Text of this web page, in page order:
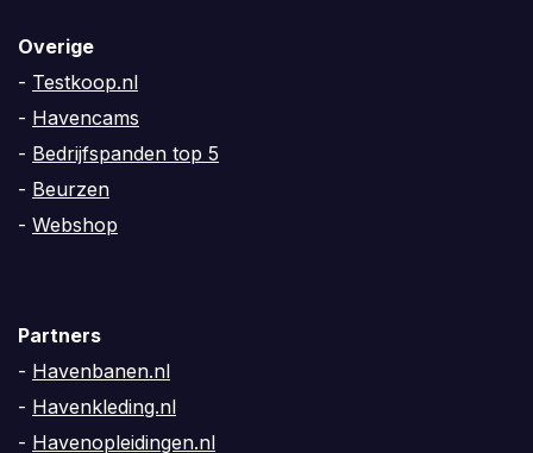
Overige
- Testkoop.nl
- Havencams
- Bedrijfspanden top 5
- Beurzen
- Webshop
Partners
- Havenbanen.nl
- Havenkleding.nl
- Havenopleidingen.nl